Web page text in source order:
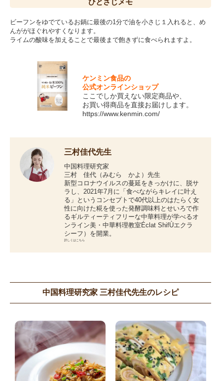
ひとさじ メモ
ビーフンをゆでているお鍋に最後の1分で油を小さじ１入れると、め
んががほぐれやすくなります。
ライムの酸味を加えることで最後まで飽きずに食べられますよ。
ケンミン食品の
公式オンラインショップ
ここでしか買えない限定商品や、
お買い得商品を直接お届けします。
https://www.kenmin.com/
三村佳代先生
中国料理研究家
三村 佳代（みむら かよ）先生
新型コロナウイルスの蔓延をきっかけに、脱サ
ラし、2021年7月に「食べながらキレイに叶え
る」というコンセプトで40代以上のはたらく女
性に向けた糀を使った発酵調味料とせいろで作
るギルティーティフリーな中華料理が学べるオ
ンライン美・中華料理教室Éclat ShifÙエクラ
シーフ）を開業。
詳しくはこちら
中国料理研究家 三村佳代先生のレシピ